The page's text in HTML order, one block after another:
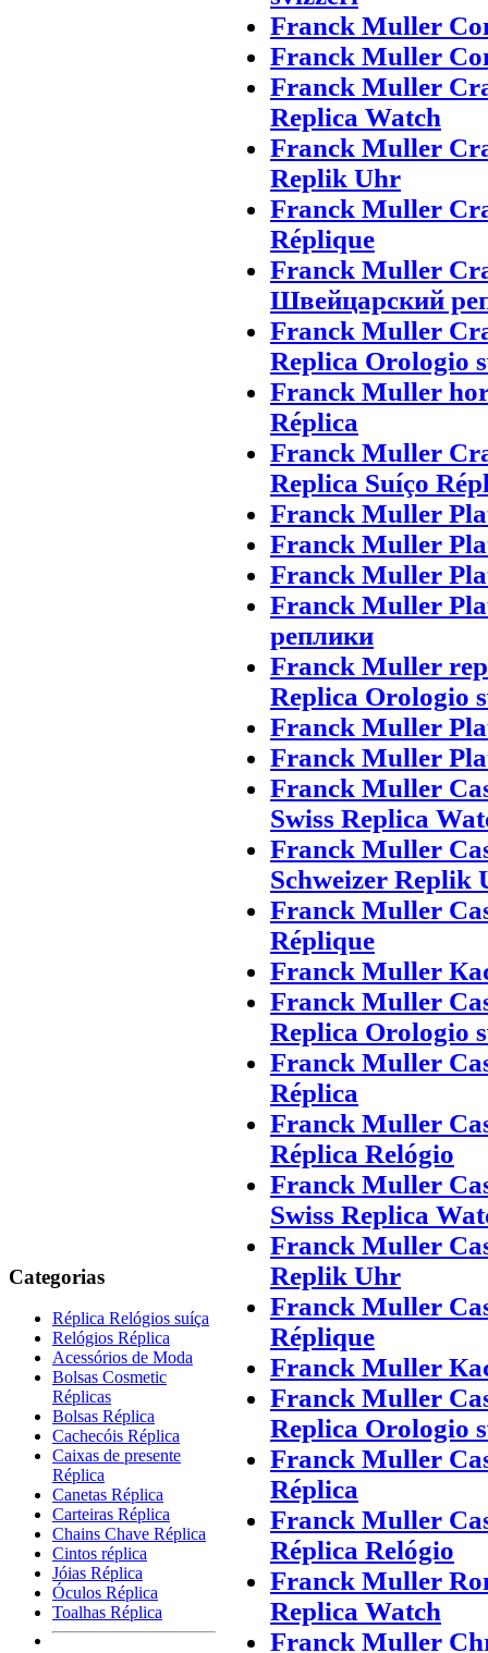
Categorias
Réplica Relógios suíça
Relógios Réplica
Acessórios de Moda
Bolsas Cosmetic
Réplicas
Bolsas Réplica
Cachecóis Réplica
Caixas de presente
Réplica
Canetas Réplica
Carteiras Réplica
Chains Chave Réplica
Cintos réplica
Jóias Réplica
Óculos Réplica
Toalhas Réplica
Franck Muller
Franck Muller
Franck Muller
Replica Watch
Franck Muller
Replik Uhr
Franck Muller
Réplique
Franck Muller
Швейцарский
Franck Muller
Replica Orologio
Franck Muller
Réplica
Franck Muller
Replica Suíço
Franck Muller
Franck Muller
Franck Muller
Franck Muller
реплики
Franck Muller
Replica Orologio
Franck Muller
Franck Muller
Franck Muller
Swiss Replica
Franck Muller
Schweizer Replik
Franck Muller
Réplique
Franck Muller
Franck Muller
Replica Orologio
Franck Muller
Réplica
Franck Muller
Réplica Relógio
Franck Muller
Swiss Replica
Franck Muller
Replik Uhr
Franck Muller
Réplique
Franck Muller
Franck Muller
Replica Orologio
Franck Muller
Réplica
Franck Muller
Réplica Relógio
Franck Muller
Replica Watch
Franck Muller